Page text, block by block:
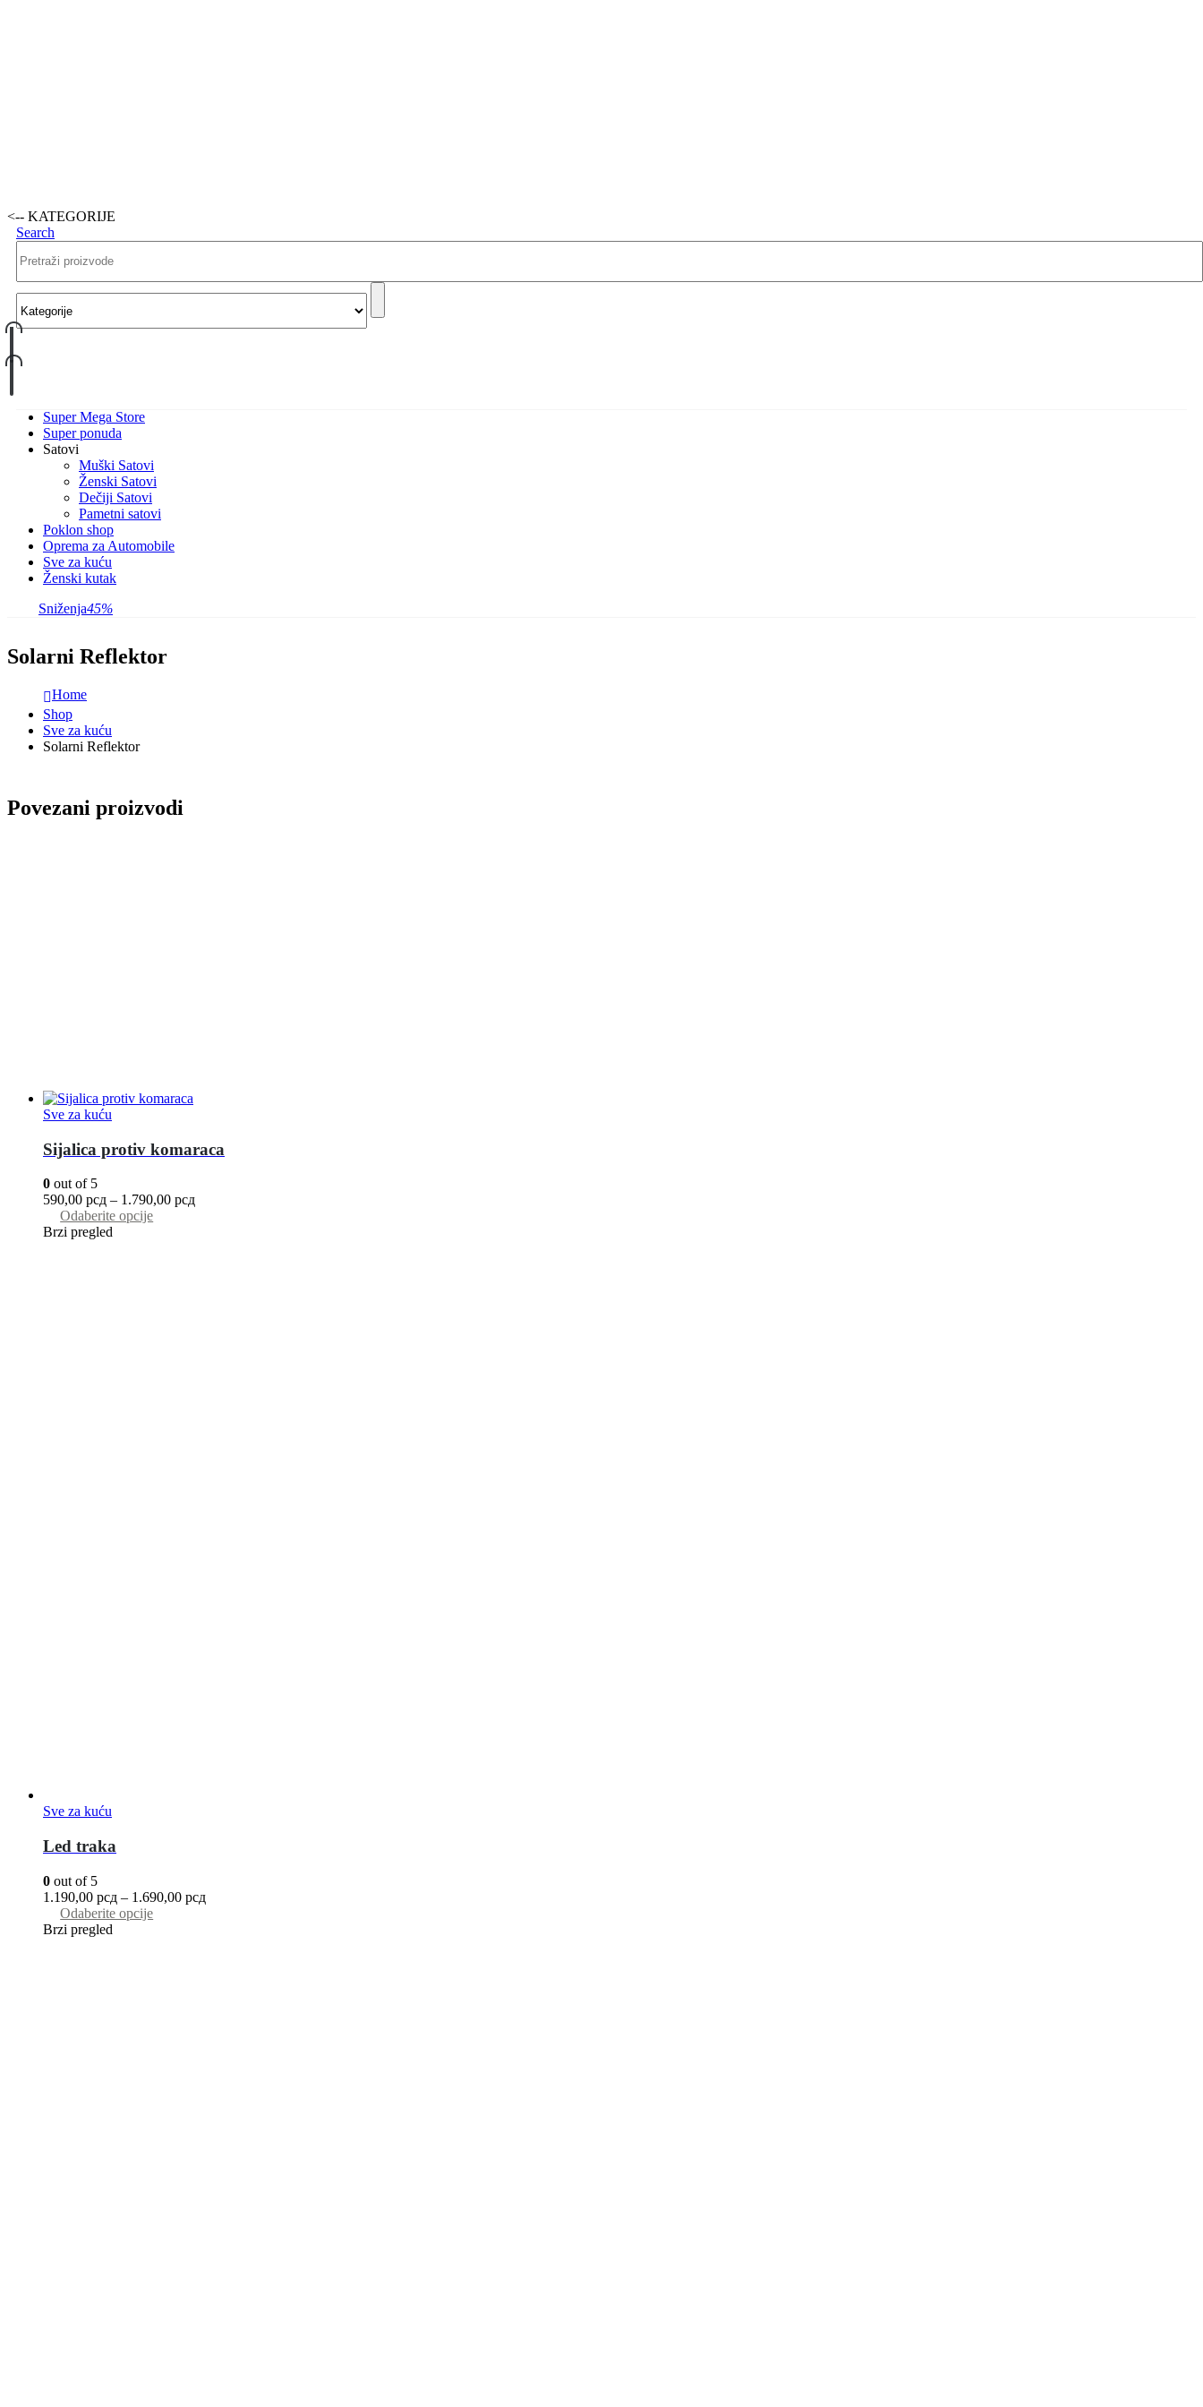
<-- KATEGORIJE
Search
Super Mega Store
Super ponuda
Satovi
Muški Satovi
Ženski Satovi
Dečiji Satovi
Pametni satovi
Poklon shop
Oprema za Automobile
Sve za kuću
Ženski kutak
Sniženja45%
Solarni Reflektor
Home
Shop
Sve za kuću
Solarni Reflektor
Povezani proizvodi
Sve za kuću
Sijalica protiv komaraca
0 out of 5
590,00 рсд – 1.790,00 рсд
Odaberite opcije
Brzi pregled
Sve za kuću
Led traka
0 out of 5
1.190,00 рсд – 1.690,00 рсд
Odaberite opcije
Brzi pregled